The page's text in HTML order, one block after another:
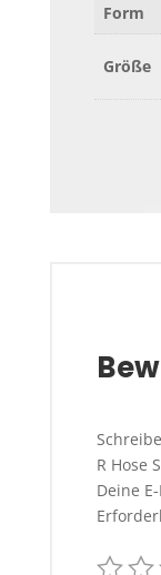
Form
Größe
R Hose
Deine